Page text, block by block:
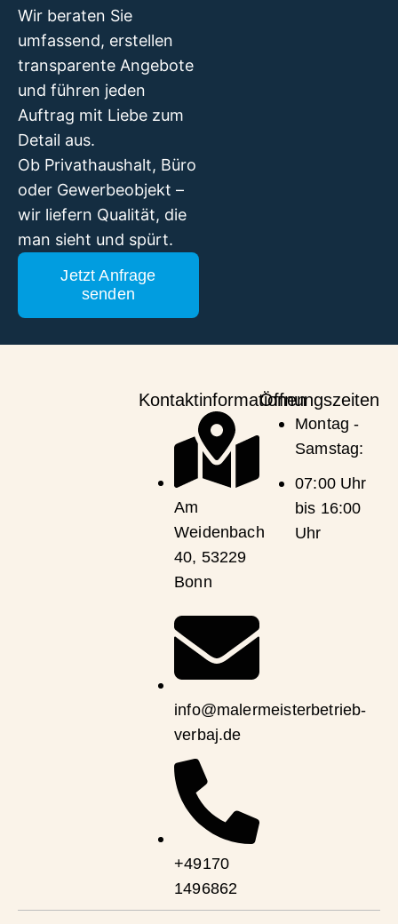
Wir beraten Sie
umfassend, erstellen
transparente Angebote
und führen jeden
Auftrag mit Liebe zum
Detail aus.
Ob Privathaushalt, Büro
oder Gewerbeobjekt –
wir liefern Qualität, die
man sieht und spürt.
Jetzt Anfrage
senden
Kontaktinformationen
Am
Weidenbach
40, 53229
Bonn
info@malermeisterbetrieb-
verbaj.de
+49170
1496862
Öffnungszeiten
Montag -
Samstag:
07:00 Uhr
bis 16:00
Uhr